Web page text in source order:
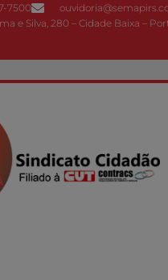
7500
e Silva, 280 – Cidade Baixa –